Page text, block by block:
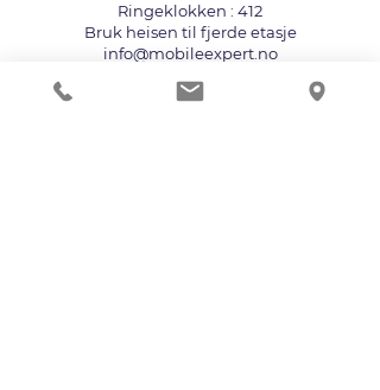
Ringeklokken : 412
Bruk heisen til fjerde etasje
info@mobileexpert.no